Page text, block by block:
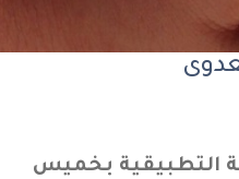
التطبيقية بخميس